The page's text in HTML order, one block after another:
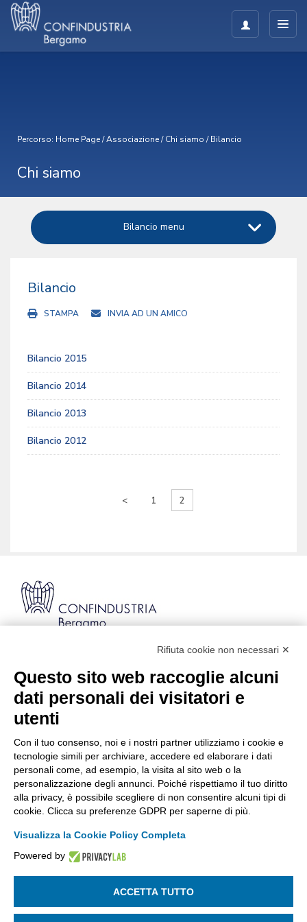
Percorso: Home Page/Associazione/Chi siamo /Bilancio
Chi siamo
Bilancio menu
Bilancio
STAMPA INVIA AD UN AMICO
Bilancio 2015
Bilancio 2014
Bilancio 2013
Bilancio 2012
< 1 2
Codice Fiscale: 80021750163 | PEC:
info@pec.confindustriabergamo.it
CONFINDUSTRIA BERGAMO
ASSISTENZA & PRIVACY
La riproduzione, anche parziale, di qualsiasi informazione o
Rifiuta cookie non necessari ✕
Questo sito web raccoglie alcuni
dati personali dei visitatori e
utenti
Con il tuo consenso, noi e i nostri partner utilizziamo i cookie e
tecnologie simili per archiviare, accedere ed elaborare i dati
personali come, ad esempio, la visita al sito web o la
personalizzazione degli annunci. Poiché rispettiamo il tuo diritto
alla privacy, è possibile scegliere di non consentire alcuni tipi di
cookie. Clicca su preferenze GDPR per saperne di più.
Visualizza la Cookie Policy Completa
Powered by
ACCETTA TUTTO